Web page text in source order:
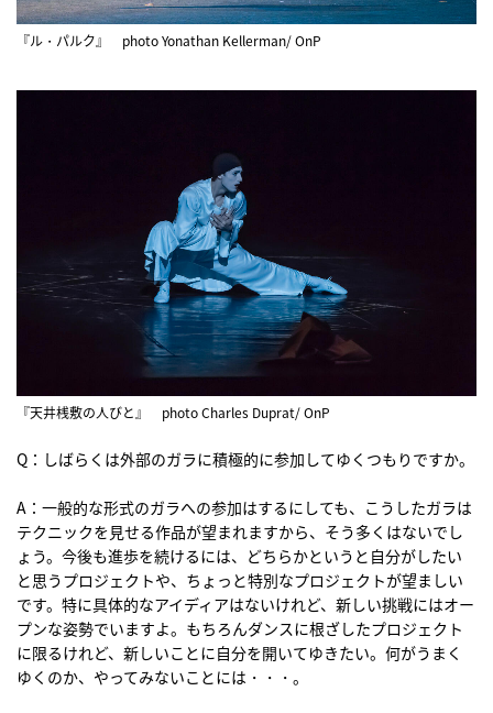
『ル・パルク』 photo Yonathan Kellerman/ OnP
『天井桟敷の人びと』 photo Charles Duprat/ OnP
Q：しばらくは外部のガラに積極的に参加してゆくつもりですか。
A：一般的な形式のガラへの参加はするにしても、こうしたガラは
テクニックを見せる作品が望まれますから、そう多くはないでし
ょう。今後も進歩を続けるには、どちらかというと自分がしたい
と思うプロジェクトや、ちょっと特別なプロジェクトが望ましい
です。特に具体的なアイディアはないけれど、新しい挑戦にはオー
プンな姿勢でいますよ。もちろんダンスに根ざしたプロジェクト
に限るけれど、新しいことに自分を開いてゆきたい。何がうまく
ゆくのか、やってみないことには・・・。